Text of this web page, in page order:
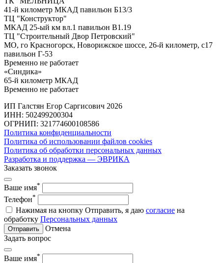
41-й километр МКАД павильон Б13/3
ТЦ "Конструктор"
МКАД 25-ый км вл.1 павильон В1.19
ТЦ "Строительный Двор Петровский"
МО, го Красногорск, Новорижское шоссе, 26-й километр, с17
павильон Г-53
Временно не работает
«Синдика»
65-й километр МКАД
Временно не работает
ИП Галстян Егор Саргисович 2026
ИНН: 502499200304
ОГРНИП: 321774600108586
Политика конфиденциальности
Политика об использовании файлов cookies
Политика об обработки персональных данных
Разработка и поддержка — ЭВРИКА
Заказать звонок
Ваше имя*
Телефон*
Нажимая на кнопку Отправить, я даю согласие на
обработку Персональных данных
Отправить
Отмена
Задать вопрос
Ваше имя*